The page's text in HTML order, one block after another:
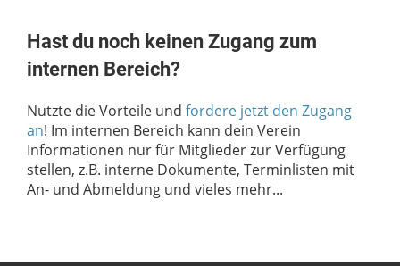
Hast du noch keinen Zugang zum
internen Bereich?
Nutzte die Vorteile und fordere jetzt den Zugang
an! Im internen Bereich kann dein Verein
Informationen nur für Mitglieder zur Verfügung
stellen, z.B. interne Dokumente, Terminlisten mit
An- und Abmeldung und vieles mehr...